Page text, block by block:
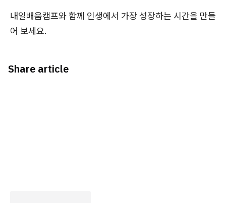
내일배움캠프와 함께 인생에서 가장 성장하는 시간을 만들
어 보세요.
Share article